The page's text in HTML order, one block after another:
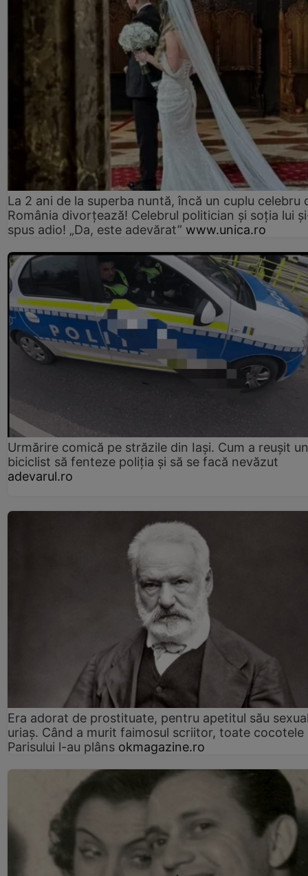
La 2 ani de la superba nuntă, încă un cuplu celebru
România divorțează! Celebrul politician și soția lui
spus adio! „Da, este adevărat” www.unica.ro
Urmărire comică pe străzile din Iași. Cum a reușit un
biciclist să fenteze poliția și să se facă nevăzut
adevarul.ro
Era adorat de prostituate, pentru apetitul său
uriaș. Când a murit faimosul scriitor, toate cocotele
Parisului l-au plâns okmagazine.ro